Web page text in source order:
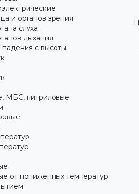
и органов зрения
слуха
дыхания
с высоты
МБС, нитриловые
от пониженных температур